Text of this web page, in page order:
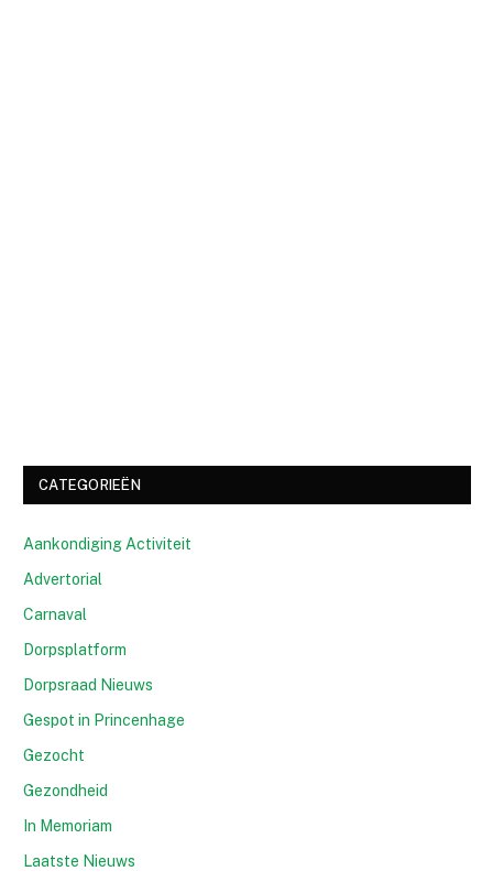
CATEGORIEËN
Aankondiging Activiteit
Advertorial
Carnaval
Dorpsplatform
Dorpsraad Nieuws
Gespot in Princenhage
Gezocht
Gezondheid
In Memoriam
Laatste Nieuws